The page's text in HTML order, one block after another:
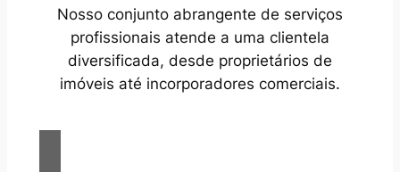
Nosso conjunto abrangente de serviços
profissionais atende a uma clientela
diversificada, desde proprietários de
imóveis até incorporadores comerciais.